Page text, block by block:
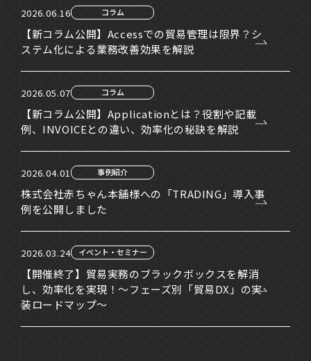
2026.06.16 コラム
【新コラム公開】Accessでの貿易管理は限界？シ
ステム化による業務改善効果を解説
2026.05.07 コラム
【新コラム公開】Applicationとは？役割や記載
例、INVOICEとの違い、効率化の秘訣を解説
2026.04.01 事例紹介
株式会社赤ちゃん本舗様への「TRADING」導入事
例を公開しました
2026.03.24 イベント・セミナー
【開催終了】貿易実務のブラックボックスを解消
し、効率化を実現！～フェーズ別「貿易DX」の実
装ロードマップ～